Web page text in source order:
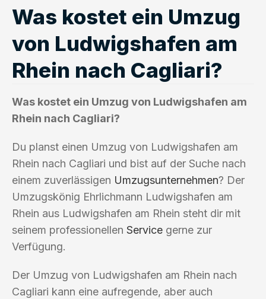
Was kostet ein Umzug
von Ludwigshafen am
Rhein nach Cagliari?
Was kostet ein Umzug von Ludwigshafen am
Rhein nach Cagliari?
Du planst einen Umzug von Ludwigshafen am
Rhein nach Cagliari und bist auf der Suche nach
einem zuverlässigen Umzugsunternehmen? Der
Umzugskönig Ehrlichmann Ludwigshafen am
Rhein aus Ludwigshafen am Rhein steht dir mit
seinem professionellen Service gerne zur
Verfügung.
Der Umzug von Ludwigshafen am Rhein nach
Cagliari kann eine aufregende, aber auch